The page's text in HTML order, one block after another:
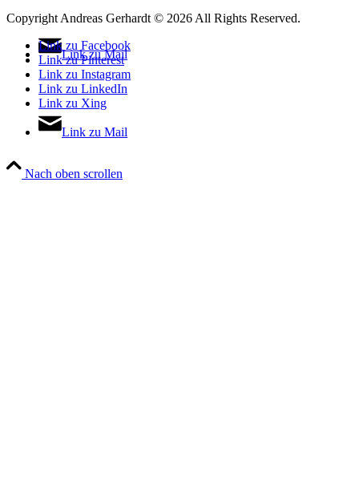
Link zu Mail
Copyright Andreas Gerhardt © 2026 All Rights Reserved.
Link zu Facebook
Link zu Pinterest
Link zu Instagram
Link zu LinkedIn
Link zu Xing
Link zu Mail
Nach oben scrollen